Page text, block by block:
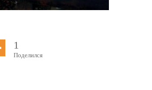
1
Поделился